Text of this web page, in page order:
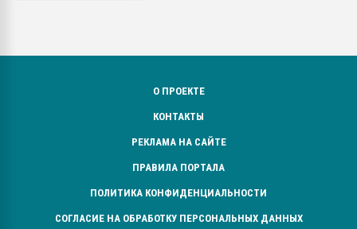
О ПРОЕКТЕ
КОНТАКТЫ
РЕКЛАМА НА САЙТЕ
ПРАВИЛА ПОРТАЛА
ПОЛИТИКА КОНФИДЕНЦИАЛЬНОСТИ
СОГЛАСИЕ НА ОБРАБОТКУ ПЕРСОНАЛЬНЫХ ДАННЫХ